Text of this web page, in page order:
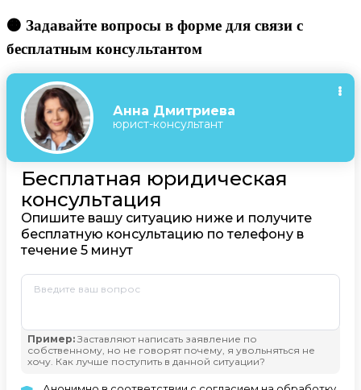
🟠 Задавайте вопросы в форме для связи с
бесплатным консультантом